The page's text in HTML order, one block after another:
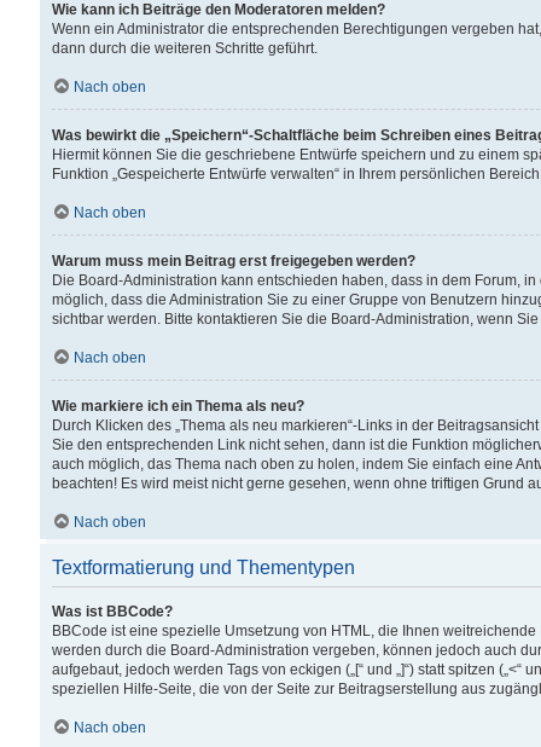
Wie kann ich Beiträge den Moderatoren melden?
Wenn ein Administrator die entsprechenden Berechtigungen vergeben
dann durch die weiteren Schritte geführt.
Nach oben
Was bewirkt die „Speichern“-Schaltfläche beim Schreiben eines
Hiermit können Sie die geschriebene Entwürfe speichern und zu einem
Funktion „Gespeicherte Entwürfe verwalten“ in Ihrem persönlichen
Nach oben
Warum muss mein Beitrag erst freigegeben werden?
Die Board-Administration kann entschieden haben, dass in dem Forum,
möglich, dass die Administration Sie zu einer Gruppe von Benutzern
sichtbar werden. Bitte kontaktieren Sie die Board-Administration, wenn
Nach oben
Wie markiere ich ein Thema als neu?
Durch Klicken des „Thema als neu markieren“-Links in der
Sie den entsprechenden Link nicht sehen, dann ist die Funktion
auch möglich, das Thema nach oben zu holen, indem Sie einfach eine
beachten! Es wird meist nicht gerne gesehen, wenn ohne triftigen Grund
Nach oben
Textformatierung und Thementypen
Was ist BBCode?
BBCode ist eine spezielle Umsetzung von HTML, die Ihnen
werden durch die Board-Administration vergeben, können jedoch auch
aufgebaut, jedoch werden Tags von eckigen („[“ und „]“) statt spitzen
speziellen Hilfe-Seite, die von der Seite zur Beitragserstellung aus
Nach oben